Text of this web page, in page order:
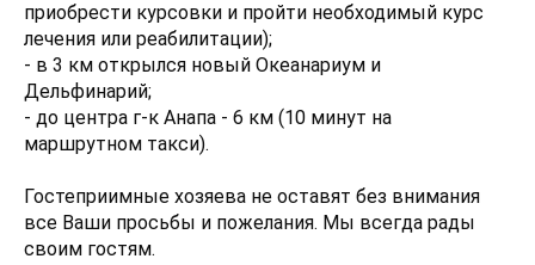
приобрести курсовки и пройти необходимый курс
лечения или реабилитации);
- в 3 км открылся новый Океанариум и
Дельфинарий;
- до центра г-к Анапа - 6 км (10 минут на
маршрутном такси).
Гостеприимные хозяева не оставят без внимания
все Ваши просьбы и пожелания. Мы всегда рады
своим гостям.